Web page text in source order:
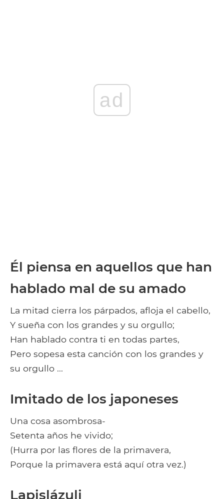
ad
Él piensa en aquellos que han
hablado mal de su amado
La mitad cierra los párpados, afloja el cabello,
Y sueña con los grandes y su orgullo;
Han hablado contra ti en todas partes,
Pero sopesa esta canción con los grandes y
su orgullo ...
Imitado de los japoneses
Una cosa asombrosa-
Setenta años he vivido;
(Hurra por las flores de la primavera,
Porque la primavera está aquí otra vez.)
Lapislázuli